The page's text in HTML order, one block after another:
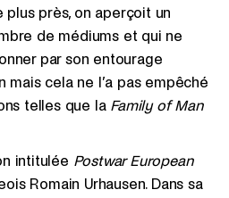
près, on aperçoit un
de médiums et qui ne
par son entourage
mais cela ne l’a pas empêché
telles que la Family of Man
intitulée Postwar European
Romain Urhausen. Dans sa